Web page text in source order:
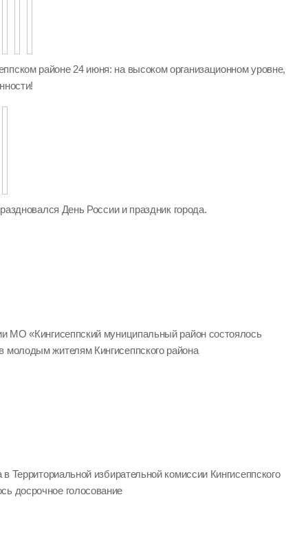
районе 24 июня: на высоком организационном уровне,
День России и праздник города.
МО «Кингисеппский муниципальный район состоялось
молодым жителям Кингисеппского района
Территориальной избирательной комиссии Кингисеппского
досрочное голосование